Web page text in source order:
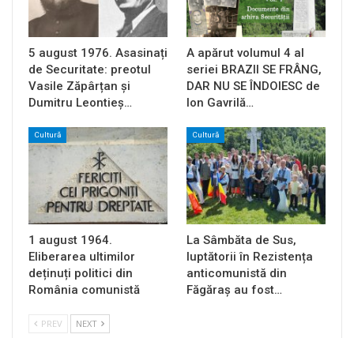
5 august 1976. Asasinați
de Securitate: preotul
Vasile Zăpârțan și
Dumitru Leontieș…
A apărut volumul 4 al
seriei BRAZII SE FRÂNG,
DAR NU SE ÎNDOIESC de
Ion Gavrilă…
Cultură
1 august 1964.
Eliberarea ultimilor
deținuți politici din
România comunistă
Cultură
La Sâmbăta de Sus,
luptătorii în Rezistența
anticomunistă din
Făgăraș au fost…
PREV NEXT